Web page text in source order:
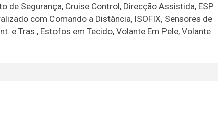
de Segurança, Cruise Control, Direcção Assistida, ESP
com Comando a Distância, ISOFIX, Sensores de
e Tras., Estofos em Tecido, Volante Em Pele, Volante